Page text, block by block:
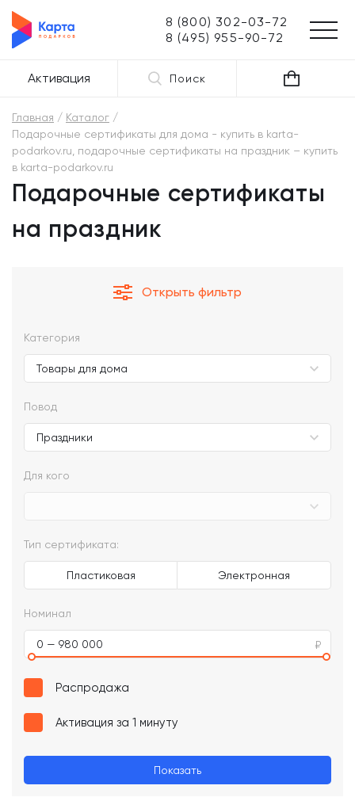
8 (800) 302-03-72
8 (495) 955-90-72
Активация Поиск
Главная
Каталог
Подарочные сертификаты для дома - купить в karta-
podarkov.ru, подарочные сертификаты на праздник – купить
в karta-podarkov.ru
Подарочные сертификаты
на праздник
Открыть фильтр
Категория
Повод
Для кого
Тип сертификата:
Пластиковая Электронная
Номинал
0 — 980 000
Распродажа
Активация за 1 минуту
Показать